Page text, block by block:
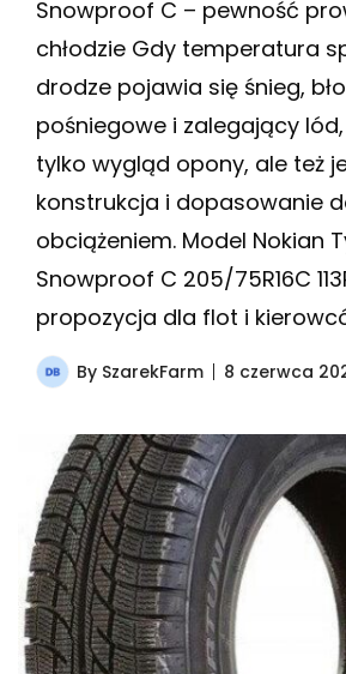
Snowproof C – pewność
chłodzie Gdy temperatura
drodze pojawia się śnieg,
pośniegowe i zalegający
tylko wygląd opony, ale też
konstrukcja i dopasowanie
obciążeniem. Model Nokian
Snowproof C 205/75R16C
propozycja dla flot i
By SzarekFarm 8 czerwca